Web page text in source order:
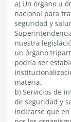
a) Un órgano u
nacional para
seguridad y
nuestra
un órgano
podría ser
materia.
b) Servicios de
de seguridad y
indicarse que